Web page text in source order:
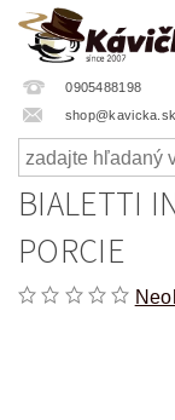
0905488198
shop@kavicka.sk
BIALETTI
PORCIE